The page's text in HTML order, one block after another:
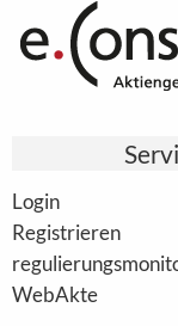
Login
Registrieren
WebAkte